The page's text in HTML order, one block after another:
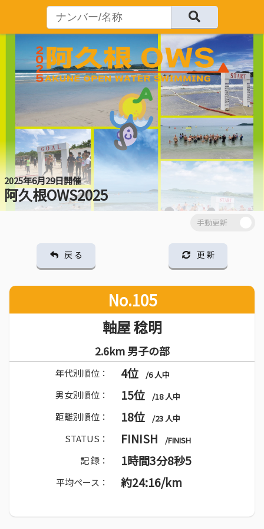
2025年6月29日開催
阿久根OWS2025
戻 る 更 新
No.105
軸屋 稔明
2.6km 男子の部
年代別順位： 4位 /6 人中
男女別順位： 15位 /18 人中
距離別順位： 18位 /23 人中
STATUS： FINISH /FINISH
記 録： 1時間3分8秒5
平均ペース： 約24:16/km